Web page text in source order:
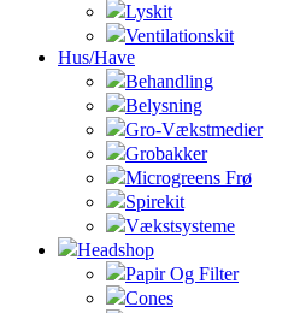
Lyskit
Ventilationskit
Hus/Have
Behandling
Belysning
Gro-Vækstmedier
Grobakker
Microgreens Frø
Spirekit
Vækstsysteme
Headshop
Papir Og Filter
Cones